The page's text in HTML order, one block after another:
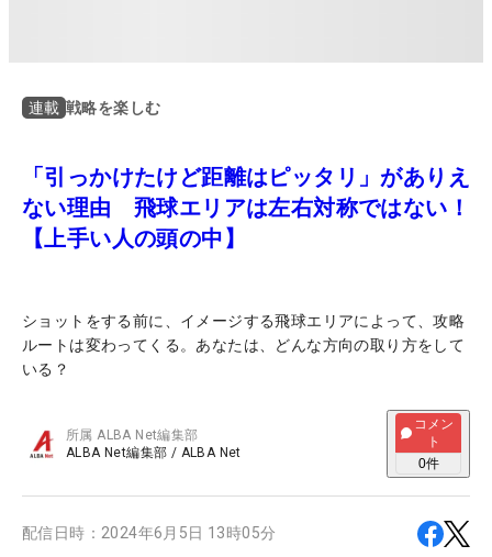
連載 戦略を楽しむ
「引っかけたけど距離はピッタリ」がありえ
ない理由 飛球エリアは左右対称ではない！
【上手い人の頭の中】
ショットをする前に、イメージする飛球エリアによって、攻略
ルートは変わってくる。あなたは、どんな方向の取り方をして
いる？
所属ALBA Net編集部
ALBA Net編集部 / ALBA Net
コメン
ト
0件
配信日時： 2024年6月5日 13時05分